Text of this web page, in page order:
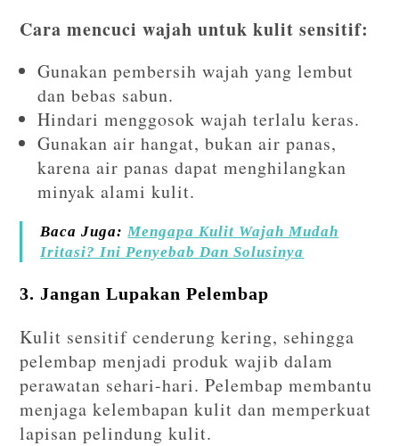
Cara mencuci wajah untuk kulit sensitif:
Gunakan pembersih wajah yang lembut
dan bebas sabun.
Hindari menggosok wajah terlalu keras.
Gunakan air hangat, bukan air panas,
karena air panas dapat menghilangkan
minyak alami kulit.
Baca Juga:Mengapa Kulit Wajah Mudah
Iritasi? Ini Penyebab Dan Solusinya
3. Jangan Lupakan Pelembap
Kulit sensitif cenderung kering, sehingga
pelembap menjadi produk wajib dalam
perawatan sehari-hari. Pelembap membantu
menjaga kelembapan kulit dan memperkuat
lapisan pelindung kulit.